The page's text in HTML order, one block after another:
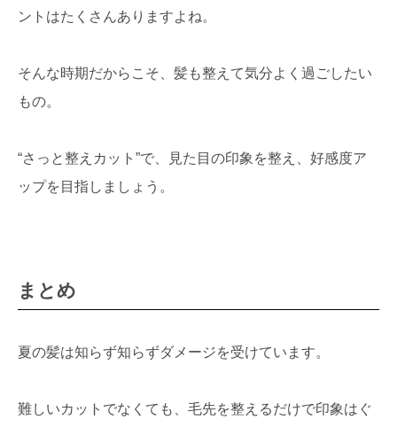
ントはたくさんありますよね。
そんな時期だからこそ、髪も整えて気分よく過ごしたい
もの。
“さっと整えカット”で、見た目の印象を整え、好感度ア
ップを目指しましょう。
まとめ
夏の髪は知らず知らずダメージを受けています。
難しいカットでなくても、毛先を整えるだけで印象はぐ